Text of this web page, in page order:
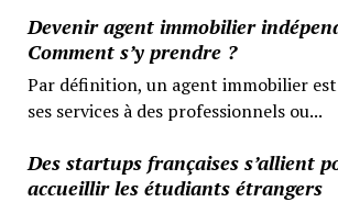
Devenir agent immobilier
Comment s’y prendre ?
Par définition, un agent immobilier
ses services à des professionnels ou...
Des startups françaises s’allient
accueillir les étudiants étrangers